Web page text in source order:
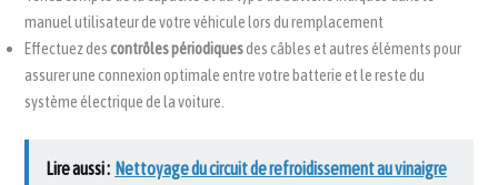
manuel utilisateur de votre véhicule lors du remplacement
Effectuez descontrôles périodiquesdes câbles et autres éléments pour
assurer une connexion optimale entre votre batterie et le reste du
système électrique de la voiture.
Lire aussi : Nettoyage du circuit de refroidissement au vinaigre